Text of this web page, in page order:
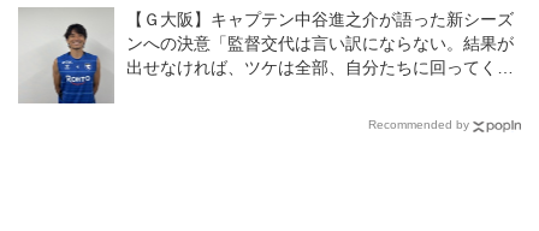
【Ｇ大阪】キャプテン中谷進之介が語った新シーズ
ンへの決意「監督交代は言い訳にならない。結果が
出せなければ、ツケは全部、自分たちに回ってく
Recommended by